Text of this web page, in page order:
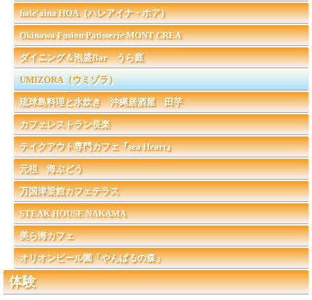
hale'aina HOA（ハレアイナ・ホア）
Okinawa Fusion Patisserie MONT CREA
ダイニング＆泡盛Bar うら庭
UMIZORA（ウミゾラ）
琉球島料理と水炊き 沖縄居酒屋 田芋
カフェレストラン長楽
テイクアウト専門カフェ『sea Heart』
元祖 海ぶどう
万国津梁館カフェテラス
STEAK HOUSE NAKAMA
美ら海カフェ
オリオンビール園「やんばるの森」
体験